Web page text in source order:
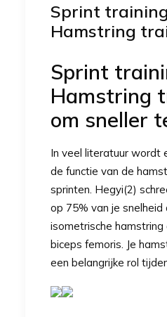
Sprint
Hamstring
Sprint
Hamstring
om sneller
In veel literatuur wordt
de functie van de
sprinten. Hegyi(2)
op 75% van je snelheid
isometrische
biceps femoris. Je
een belangrijke rol